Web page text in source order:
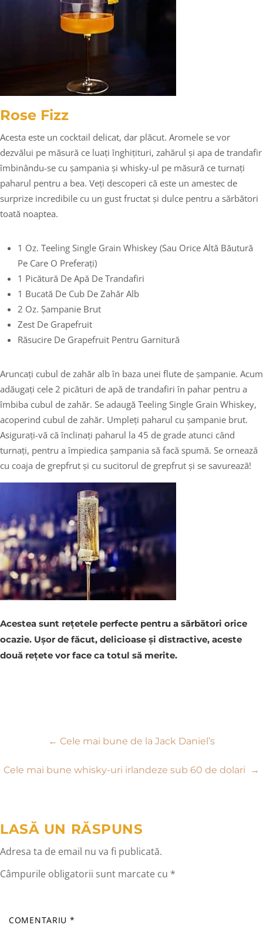
Rose Fizz
Acesta este un cocktail delicat, dar plăcut. Aromele se vor
dezvălui pe măsură ce luați înghițituri, zahărul și apa de trandafir
îmbinându-se cu șampania și whisky-ul pe măsură ce turnați
paharul pentru a bea. Veți descoperi că este un amestec de
surprize incredibile cu un gust fructat și dulce pentru a sărbători
toată noaptea.
1 Oz. Teeling Single Grain Whiskey (sau Orice Altă Băutură
Pe Care O Preferați)
1 Picătură De Apă De Trandafiri
1 Bucată De Cub De Zahăr Alb
2 Oz. Șampanie Brut
Zest De Grapefruit
Răsucire De Grapefruit Pentru Garnitură
Aruncați cubul de zahăr alb în baza unei flute de șampanie. Acum
adăugați cele 2 picături de apă de trandafiri în pahar pentru a
îmbiba cubul de zahăr. Se adaugă Teeling Single Grain Whiskey,
acoperind cubul de zahăr. Umpleți paharul cu șampanie brut.
Asigurați-vă că înclinați paharul la 45 de grade atunci când
turnați, pentru a împiedica șampania să facă spumă. Se ornează
cu coaja de grepfrut și cu sucitorul de grepfrut și se savurează!
Acestea sunt rețetele perfecte pentru a sărbători orice
ocazie. Ușor de făcut, delicioase și distractive, aceste
două rețete vor face ca totul să merite.
Navigare
în
← Cele mai bune de la Jack Daniel’s
Cele mai bune whisky-uri irlandeze sub 60 de dolari →
LASĂ UN RĂSPUNS
Adresa ta de email nu va fi publicată.
Câmpurile obligatorii sunt marcate cu *
COMENTARIU *